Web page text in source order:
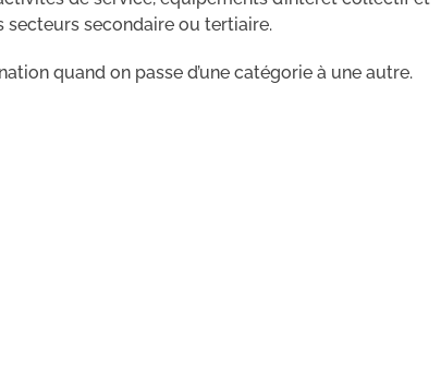
secondaire ou tertiaire.
quand on passe d’une catégorie à une autre.